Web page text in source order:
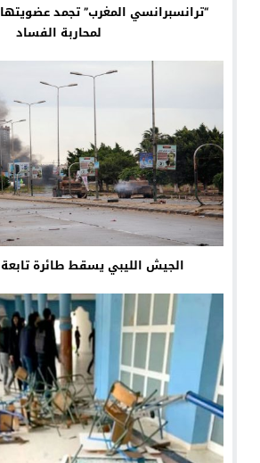
“ترانسبرانسي المغرب” تجمد عضويتها
لمحاربة الفساد
الجيش الليبي يسقط طائرة